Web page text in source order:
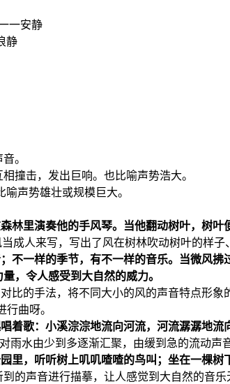
一安静
静
。
撞击，发出巨响。也比喻声势浩大。
声势雄壮或规模巨大。
林里演奏他的手风琴。当他翻动树叶，树叶
成人来写，写出了风在树林吹动树叶的样子
不一样的季节，有不一样的音乐。当微风
，令人感受到大自然的威力。
比的手法，将不同大小的风的声音特点形
行曲呀。
着歌： 小溪淙淙地流向河流，河流潺潺地流
雨水由少到多逐渐汇聚，由缓到急的流动声
里，听听树上叽叽喳喳的鸟叫；坐在一棵
的声音进行描摹，让人感觉到大自然的音乐